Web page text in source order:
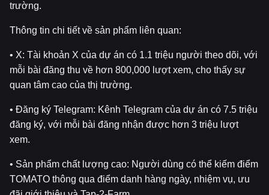
trường.
Thông tin chi tiết về sản phẩm liên quan:
• X: Tài khoản X của dự án có 1.1 triệu người theo dõi, với
mỗi bài đăng thu về hơn 800,000 lượt xem, cho thấy sự
quan tâm cao của thị trường.
• Đăng ký Telegram: Kênh Telegram của dự án có 7.5 triệu
đăng ký, với mỗi bài đăng nhận được hơn 3 triệu lượt
xem.
• Sản phẩm chất lượng cao: Người dùng có thể kiếm điểm
TOMATO thông qua điểm danh hàng ngày, nhiệm vụ, ưu